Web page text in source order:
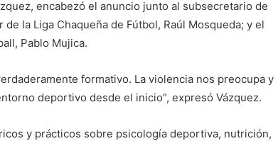
encabezó el anuncio junto al subsecretario de
la Liga Chaqueña de Fútbol, Raúl Mosqueda; y el
Pablo Mujica.
formativo. La violencia nos preocupa y
deportivo desde el inicio”, expresó Vázquez.
y prácticos sobre psicología deportiva, nutrición,